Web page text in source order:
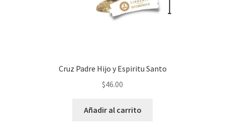
Cruz Padre Hijo y Espiritu Santo
$46.00
Añadir al carrito